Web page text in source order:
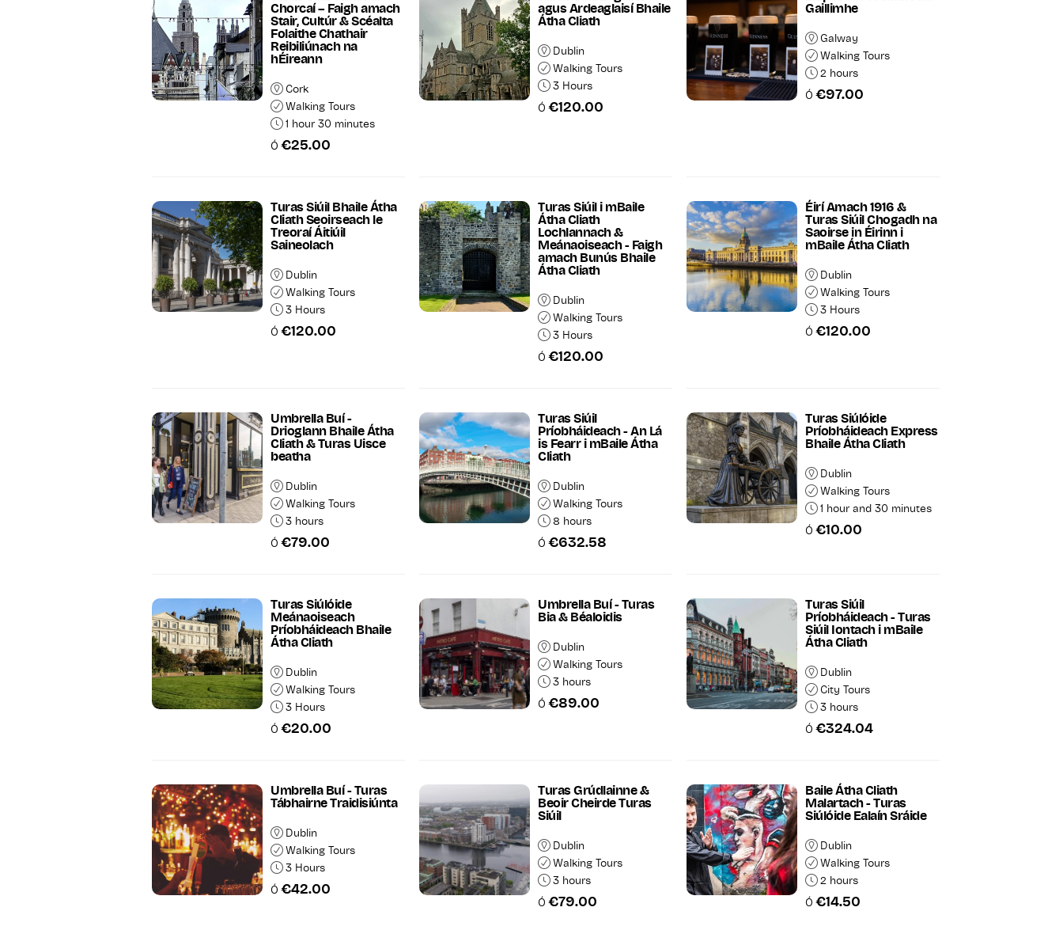
Chorcaí – Faigh amach
Stair, Cultúr & Scéalta
Folaithe Chathair
Reibiliúnach na
hÉireann
Cork
Walking Tours
1 hour 30 minutes
Ó€25.00
agus Ardeaglaisí Bhaile
Átha Cliath
Dublin
Walking Tours
3 Hours
Ó€120.00
Gaillimhe
Galway
Walking Tours
2 hours
Ó€97.00
Turas Siúil Bhaile Átha
Cliath Seoirseach le
Treoraí Áitiúil
Saineolach
Dublin
Walking Tours
3 Hours
Ó€120.00
Turas Siúil i mBaile
Átha Cliath
Lochlannach &
Meánaoiseach - Faigh
amach Bunús Bhaile
Átha Cliath
Dublin
Walking Tours
3 Hours
Ó€120.00
Éirí Amach 1916 &
Turas Siúil Chogadh na
Saoirse in Éirinn i
mBaile Átha Cliath
Dublin
Walking Tours
3 Hours
Ó€120.00
Umbrella Buí -
Drioglann Bhaile Átha
Cliath & Turas Uisce
beatha
Dublin
Walking Tours
3 hours
Ó€79.00
Turas Siúil
Príobháideach - An Lá
is Fearr i mBaile Átha
Cliath
Dublin
Walking Tours
8 hours
Ó€632.58
Turas Siúlóide
Príobháideach Express
Bhaile Átha Cliath
Dublin
Walking Tours
1 hour and 30 minutes
Ó€10.00
Turas Siúlóide
Meánaoiseach
Príobháideach Bhaile
Átha Cliath
Dublin
Walking Tours
3 Hours
Ó€20.00
Umbrella Buí - Turas
Bia & Béaloidis
Dublin
Walking Tours
3 hours
Ó€89.00
Turas Siúil
Príobháideach - Turas
Siúil Iontach i mBaile
Átha Cliath
Dublin
City Tours
3 hours
Ó€324.04
Umbrella Buí - Turas
Tábhairne Traidisiúnta
Dublin
Walking Tours
3 Hours
Ó€42.00
Turas Grúdlainne &
Beoir Cheirde Turas
Siúil
Dublin
Walking Tours
3 hours
Ó€79.00
Baile Átha Cliath
Malartach - Turas
Siúlóide Ealaín Sráide
Dublin
Walking Tours
2 hours
Ó€14.50